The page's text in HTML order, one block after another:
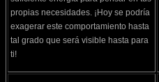
propias necesidades. ¡Hoy se podría
exagerar este comportamiento hasta
tal grado que será visible hasta para
ti!